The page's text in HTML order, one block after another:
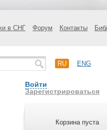
в СНГ Форум Контакты
RU ENG
Войти
Зарегистрироваться
Корзина пуста